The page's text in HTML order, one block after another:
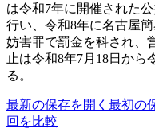
は令和7年に開催された
行い、令和8年に名古屋
妨害罪で罰金を科され、
止は令和8年7月18日から
る。
最新の保存を開く 最初の
回を比較